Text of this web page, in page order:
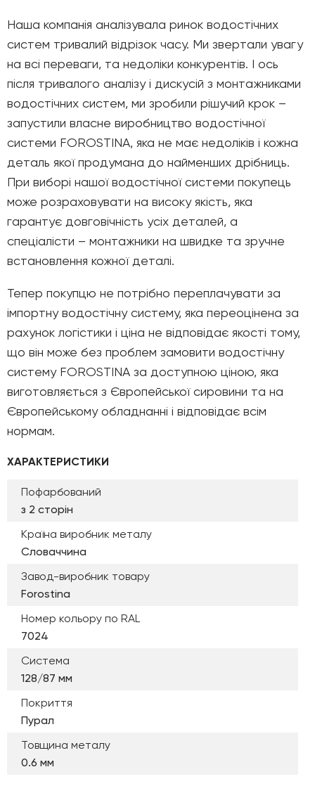
ХАРАКТЕРИСТИКИ
Пофарбований
з 2 сторін
Країна виробник металу
Словаччина
Завод-виробник товару
Forostina
Номер кольору по RAL
7024
Система
128/87 мм
Покриття
Пурал
Товщина металу
0.6 мм
Наша компанія аналізувала ринок водостічних
систем тривалий відрізок часу. Ми звертали увагу
на всі переваги, та недоліки конкурентів. І ось
після тривалого аналізу і дискусій з монтажниками
водостічних систем, ми зробили рішучий крок –
запустили власне виробництво водостічної
системи FOROSTINA, яка не має недоліків і кожна
деталь якої продумана до найменших дрібниць.
При виборі нашої водостічної системи покупець
може розраховувати на високу якість, яка
гарантує довговічність усіх деталей, а
спеціалісти – монтажники на швидке та зручне
встановлення кожної деталі.
Тепер покупцю не потрібно переплачувати за
імпортну водостічну систему, яка переоцінена за
рахунок логістики і ціна не відповідає якості тому,
що він може без проблем замовити водостічну
систему FOROSTINA за доступною ціною, яка
виготовляється з Європейської сировини та на
Європейському обладнанні і відповідає всім
нормам.